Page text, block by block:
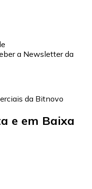
a Newsletter da
da Bitnovo
e em Baixa